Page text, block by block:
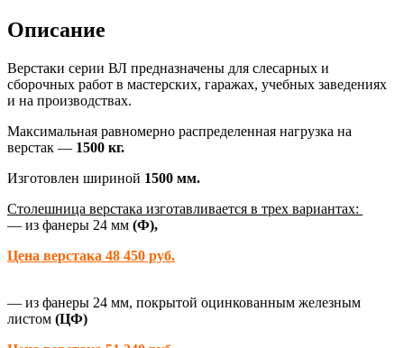
Описание
Верстаки серии ВЛ предназначены для слесарных и
сборочных работ в мастерских, гаражах, учебных заведениях
и на производствах.
Максимальная равномерно распределенная нагрузка на
верстак — 1500 кг.
Изготовлен шириной 1500 мм.
Столешница верстака изготавливается в трех вариантах:
— из фанеры 24 мм (Ф),
Цена верстака 48 450 руб.
— из фанеры 24 мм, покрытой оцинкованным железным
листом (ЦФ)